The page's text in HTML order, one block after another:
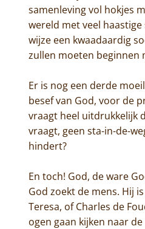
samenleving vol hokjes
wereld met veel
wijze een kwaadaardig
zullen moeten beginnen
Er is nog een derde
besef van God, voor de
vraagt heel uitdrukkelijk
vraagt, geen sta-in-de-
hindert?
En toch! God, de ware
God zoekt de mens. Hij
Teresa, of Charles de
ogen gaan kijken naar